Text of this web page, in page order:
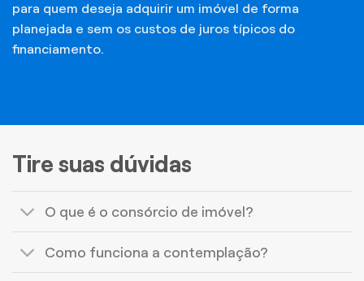
para quem deseja adquirir um imóvel de forma
planejada e sem os custos de juros típicos do
financiamento.
Tire suas dúvidas
O que é o consórcio de imóvel?
Como funciona a contemplação?